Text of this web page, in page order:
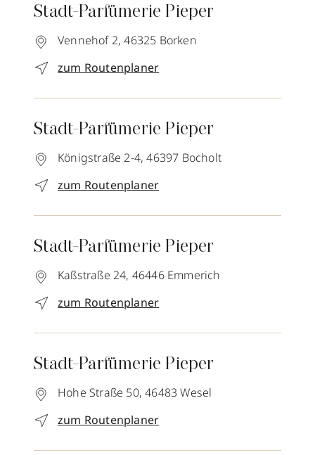
Stadt-Parfümerie Pieper
Vennehof 2, 46325 Borken
zum Routenplaner
Stadt-Parfümerie Pieper
Königstraße 2-4, 46397 Bocholt
zum Routenplaner
Stadt-Parfümerie Pieper
Kaßstraße 24, 46446 Emmerich
zum Routenplaner
Stadt-Parfümerie Pieper
Hohe Straße 50, 46483 Wesel
zum Routenplaner